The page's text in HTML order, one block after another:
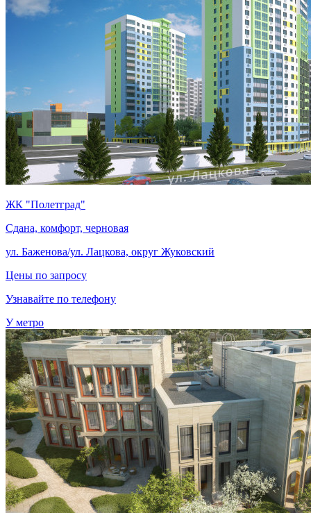
ЖК "Полетград"
Сдана, комфорт, черновая
ул. Баженова/ул. Лацкова, округ Жуковский
Цены по запросу
Узнавайте по телефону
У метро